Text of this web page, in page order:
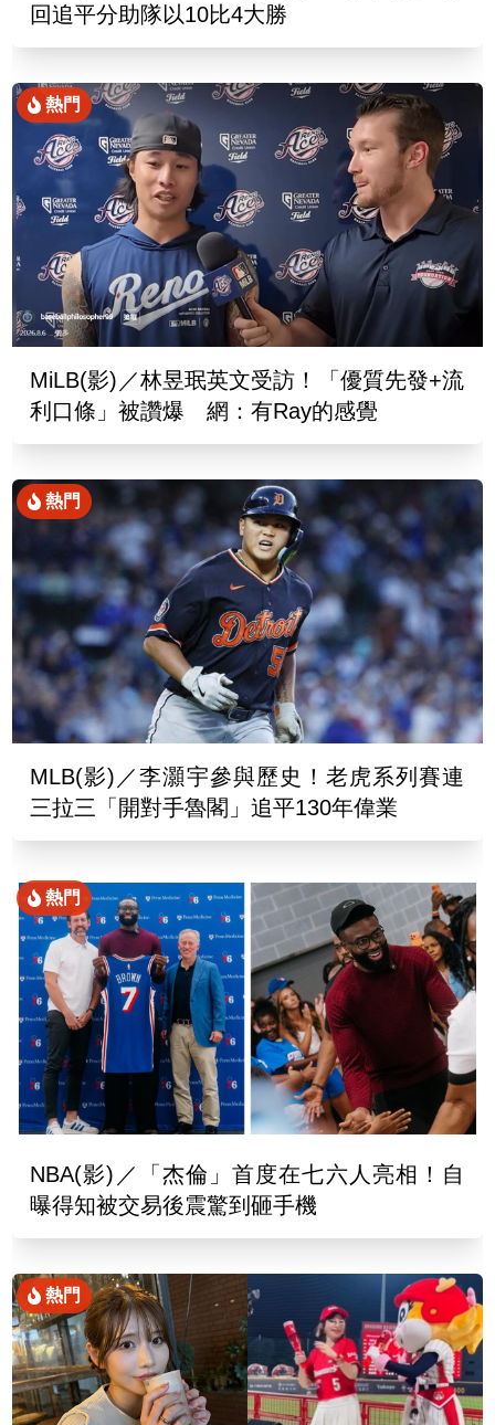
回追平分助隊以10比4大勝
熱門
MiLB(影)／林昱珉英文受訪！「優質先發+流
利口條」被讚爆 網：有Ray的感覺
熱門
MLB(影)／李灝宇參與歷史！老虎系列賽連
三拉三「開對手魯閣」追平130年偉業
熱門
NBA(影)／「杰倫」首度在七六人亮相！自
曝得知被交易後震驚到砸手機
熱門